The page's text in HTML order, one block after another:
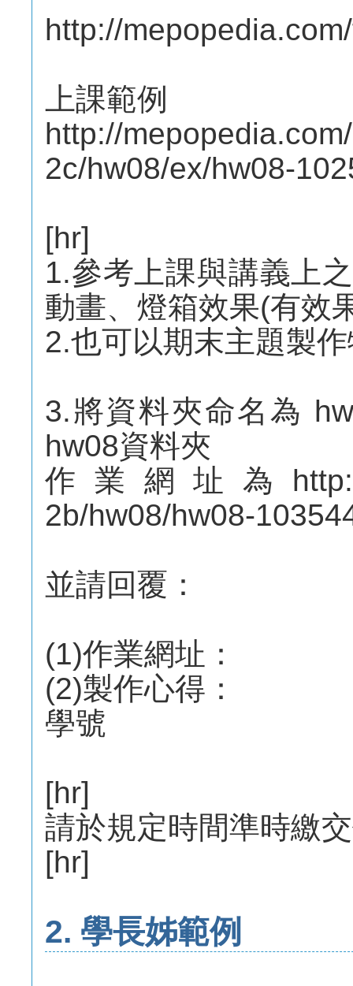
http://
上課範例
http://
2c/hw08/ex/hw08-
[hr]
1.參考上課與講義上
動畫、燈箱效果(有效
2.也可以期末主題製
3.將資料夾命名為
hw08資料夾
作業網址為http://
2b/hw08/hw08-
並請回覆：
(1)作業網址：
(2)製作心得：
學號
[hr]
請於規定時間準時繳
[hr]
2. 學長姊範例